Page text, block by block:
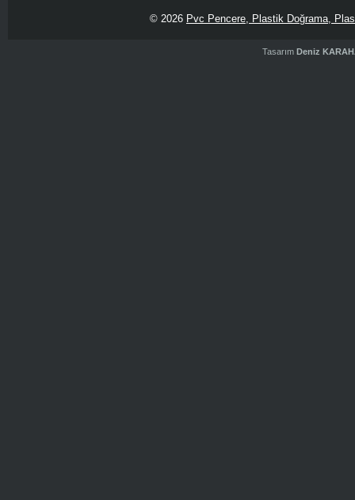
© 2026 Pvc Pencere, Plastik Doğrama,
Tasarım Deniz